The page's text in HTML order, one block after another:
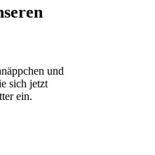
und
sich jetzt
ein.